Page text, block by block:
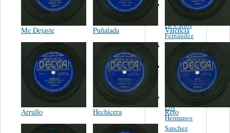
Me Dejaste Puñalada Valencia
Arrullo Hechicera Reto
Los
Fantasticos
De Carlos
Fernández
El Mariachi
Azteca De
Gil Soledad
Conjunto
Los
Hermanos
Sanchez